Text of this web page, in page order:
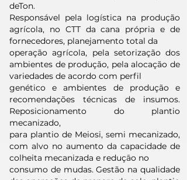
deTon.
Responsável pela logística na produção
agrícola, no CTT da cana própria e de
fornecedores, planejamento total da
operação agrícola, pela setorização dos
ambientes de produção, pela alocação de
variedades de acordo com perfil
genético e ambientes de produção e
recomendações técnicas de insumos.
Reposicionamento do plantio
mecanizado,
para plantio de Meiosi, semi mecanizado,
com alvo no aumento da capacidade de
colheita mecanizada e reduçāo no
consumo de mudas. Gestão na qualidade